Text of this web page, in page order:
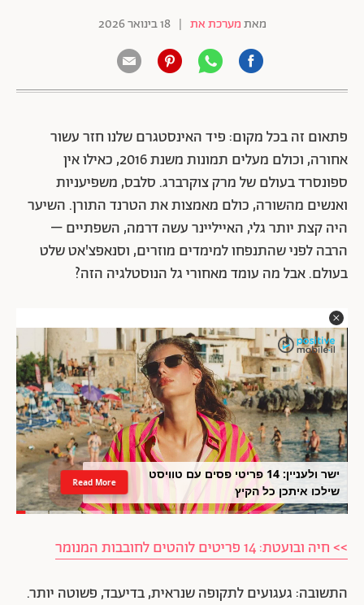
מאתמערכת את | 18 בינואר 2026
פתאום זה בכל מקום: פיד האינסטגרם שלנו חזר עשור
אחורה, וכולם מעלים תמונות משנת 2016, כאילו אין
ספונסרד בעולם של מרק צוקרברג. סלבס, משפיעניות
ואנשים מהשורה, כולם מאמצות את הטרנד התורן. השיער
היה קצת יותר גלי, האייליינר עשה דרמה, השפתיים –
הרבה לפני שהתנפחו למימדים מוזרים, וסנאפצ'אט שלט
בעולם. אבל מה עומד מאחורי גל הנוסטלגיה הזה?
ישר ולעניין: 14 פריטי פסים עם טוויסט
שילכו איתכן כל הקיץ
Read More
>> חיה ובועטת: 14 פריטים לוהטים לחובבות המנומר
התשובה: געגועים לתקופה שנראית, בדיעבד, פשוטה יותר.